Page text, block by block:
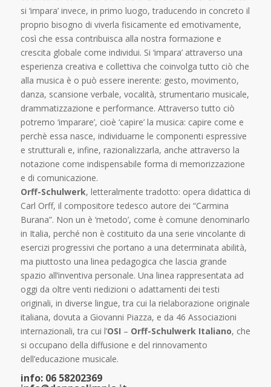
si ‘impara’ invece, in primo luogo, traducendo in concreto il
proprio bisogno di viverla fisicamente ed emotivamente,
così che essa contribuisca alla nostra formazione e
crescita globale come individui. Si ‘impara’ attraverso una
esperienza creativa e collettiva che coinvolga tutto ciò che
alla musica è o può essere inerente: gesto, movimento,
danza, scansione verbale, vocalità, strumentario musicale,
drammatizzazione e performance. Attraverso tutto ciò
potremo ‘imparare’, cioè ‘capire’ la musica: capire come e
perchè essa nasce, individuarne le componenti espressive
e strutturali e, infine, razionalizzarla, anche attraverso la
notazione come indispensabile forma di memorizzazione
e di comunicazione.
Orff-Schulwerk, letteralmente tradotto: opera didattica di
Carl Orff, il compositore tedesco autore dei “Carmina
Burana”. Non un è ‘metodo’, come è comune denominarlo
in Italia, perché non è costituito da una serie vincolante di
esercizi progressivi che portano a una determinata abilità,
ma piuttosto una linea pedagogica che lascia grande
spazio all’inventiva personale. Una linea rappresentata ad
oggi da oltre venti riedizioni o adattamenti dei testi
originali, in diverse lingue, tra cui la rielaborazione originale
italiana, dovuta a Giovanni Piazza, e da 46 Associazioni
internazionali, tra cui l’OSI – Orff-Schulwerk Italiano, che
si occupano della diffusione e del rinnovamento
dell’educazione musicale.
info: 06 58202369